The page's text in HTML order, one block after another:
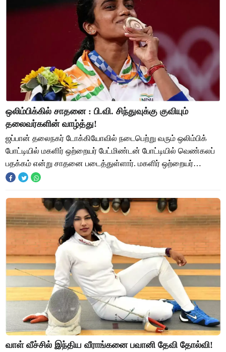
ஒலிம்பிக்கில் சாதனை : பி.வி. சிந்துவுக்கு குவியும்
தலைவர்களின் வாழ்த்து!
ஜப்பான் தலைநகர் டோக்கியோவில் நடைபெற்று வரும் ஒலிம்பிக்
போட்டியில் மகளிர் ஒற்றையர் பேட்மிண்டன் போட்டியில் வெண்கலப்
பதக்கம் என்று சாதனை படைத்துள்ளார். மகளிர் ஒற்றையர்
பேட்மிண்டன் போட்டியில் காலிறுதியில
வாள் வீச்சில் இந்திய வீராங்கனை பவானி தேவி தோல்வி!